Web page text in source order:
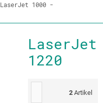
LaserJet 1000 -
LaserJet
1220
2 Artikel